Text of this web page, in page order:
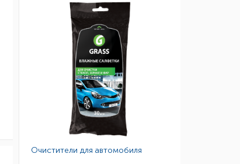
Очистители для автомобиля